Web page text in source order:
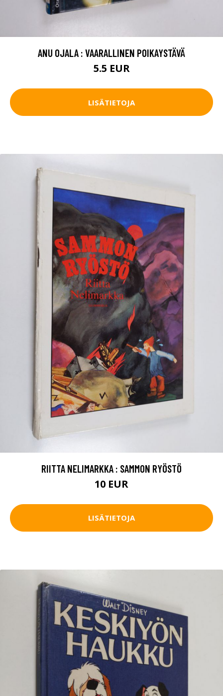
ANU OJALA : VAARALLINEN POIKAYSTÄVÄ
5.5 EUR
LISÄTIETOJA
RIITTA NELIMARKKA : SAMMON RYÖSTÖ
10 EUR
LISÄTIETOJA